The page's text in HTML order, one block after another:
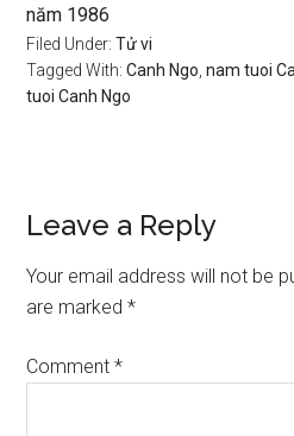
năm 1986
Filed Under:Tử vi
Tagged With:Canh Ngo ,nam tuoi
tuoi Canh Ngo
Reader
Interactions
Leave a Reply
Your email address will not be
are marked*
Comment*